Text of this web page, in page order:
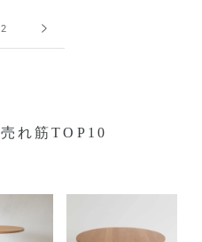
2
売れ筋TOP10